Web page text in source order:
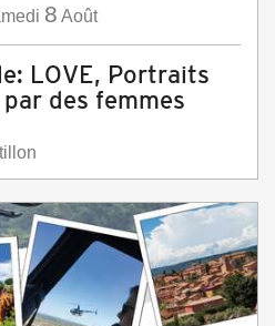
8 Août
LOVE, Portraits
des femmes